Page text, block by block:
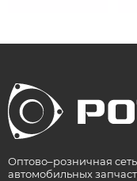
Оптово–розничная
автомобильных